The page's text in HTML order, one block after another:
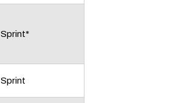
Sprint*
Sprint